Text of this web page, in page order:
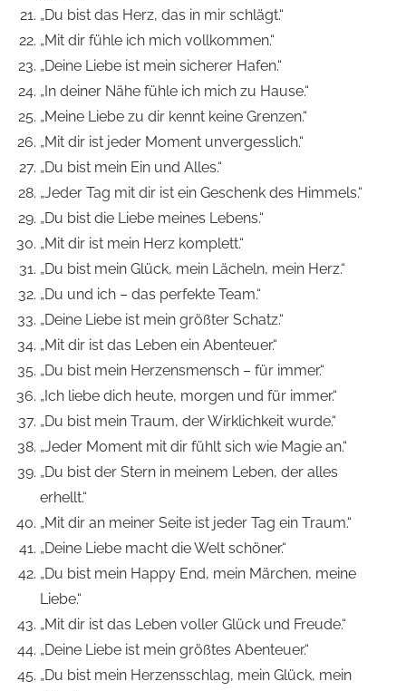
„Du bist das Herz, das in mir schlägt.“
„Mit dir fühle ich mich vollkommen.“
„Deine Liebe ist mein sicherer Hafen.“
„In deiner Nähe fühle ich mich zu Hause.“
„Meine Liebe zu dir kennt keine Grenzen.“
„Mit dir ist jeder Moment unvergesslich.“
„Du bist mein Ein und Alles.“
„Jeder Tag mit dir ist ein Geschenk des Himmels.“
„Du bist die Liebe meines Lebens.“
„Mit dir ist mein Herz komplett.“
„Du bist mein Glück, mein Lächeln, mein Herz.“
„Du und ich – das perfekte Team.“
„Deine Liebe ist mein größter Schatz.“
„Mit dir ist das Leben ein Abenteuer.“
„Du bist mein Herzensmensch – für immer.“
„Ich liebe dich heute, morgen und für immer.“
„Du bist mein Traum, der Wirklichkeit wurde.“
„Jeder Moment mit dir fühlt sich wie Magie an.“
„Du bist der Stern in meinem Leben, der alles
erhellt.“
„Mit dir an meiner Seite ist jeder Tag ein Traum.“
„Deine Liebe macht die Welt schöner.“
„Du bist mein Happy End, mein Märchen, meine
Liebe.“
„Mit dir ist das Leben voller Glück und Freude.“
„Deine Liebe ist mein größtes Abenteuer.“
„Du bist mein Herzensschlag, mein Glück, mein